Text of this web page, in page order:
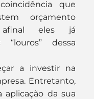
que
orçamento
afinal eles já
dessa
a investir na
Entretanto,
aplicação da sua